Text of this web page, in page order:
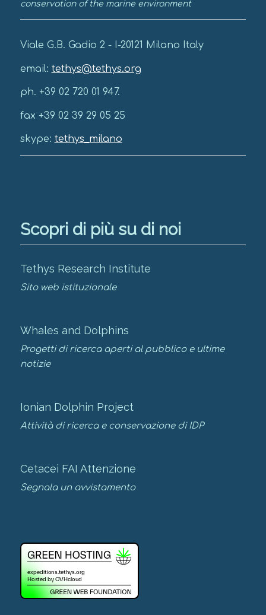
conservation of the marine environment
Viale G.B. Gadio 2 - I-20121 Milano Italy
email: tethys@tethys.org
ph. +39 02 720 01 947.
fax +39 02 39 29 05 25
skype: tethys_milano
Scopri di più su di noi
Tethys Research Institute
Sito web istituzionale
Whales and Dolphins
Progetti di ricerca aperti al pubblico e ultime
notizie
Ionian Dolphin Project
Attività di ricerca e conservazione di IDP
Cetacei FAI Attenzione
Segnala un avvistamento